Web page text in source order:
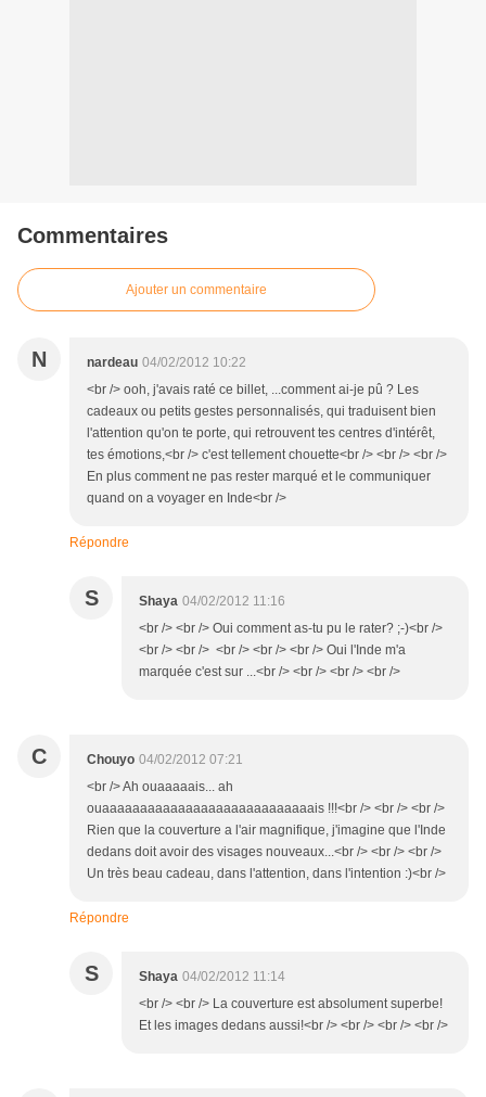
Commentaires
Ajouter un commentaire
N nardeau 04/02/2012 10:22
<br /> ooh, j'avais raté ce billet, ...comment ai-je pû ? Les
cadeaux ou petits gestes personnalisés, qui traduisent bien
l'attention qu'on te porte, qui retrouvent tes centres d'intérêt,
tes émotions,<br /> c'est tellement chouette<br /> <br /> <br />
En plus comment ne pas rester marqué et le communiquer
quand on a voyager en Inde<br />
Répondre
S Shaya 04/02/2012 11:16
<br /> <br /> Oui comment as-tu pu le rater? ;-)<br />
<br /> <br /> <br /> <br /> <br /> Oui l'Inde m'a
marquée c'est sur ...<br /> <br /> <br /> <br />
C Chouyo 04/02/2012 07:21
<br /> Ah ouaaaaais... ah
ouaaaaaaaaaaaaaaaaaaaaaaaaaaaais !!!<br /> <br /> <br />
Rien que la couverture a l'air magnifique, j'imagine que l'Inde
dedans doit avoir des visages nouveaux...<br /> <br /> <br />
Un très beau cadeau, dans l'attention, dans l'intention :)<br />
Répondre
S Shaya 04/02/2012 11:14
<br /> <br /> La couverture est absolument superbe!
Et les images dedans aussi!<br /> <br /> <br /> <br />